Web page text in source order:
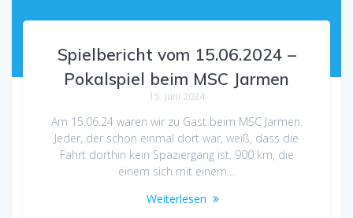
Spielbericht vom 15.06.2024 –
Pokalspiel beim MSC Jarmen
15. Juni 2024
Am 15.06.24 waren wir zu Gast beim MSC Jarmen.
Jeder, der schon einmal dort war, weiß, dass die
Fahrt dorthin kein Spaziergang ist. 900 km, die
einem sich mit einem…
Weiterlesen